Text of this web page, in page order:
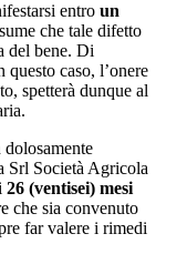
entro un
che tale difetto
del bene. Di
caso, l’onere
spetterà dunque al
Srl Società Agricola
26 (ventisei) mesi
che sia convenuto
far valere i rimedi